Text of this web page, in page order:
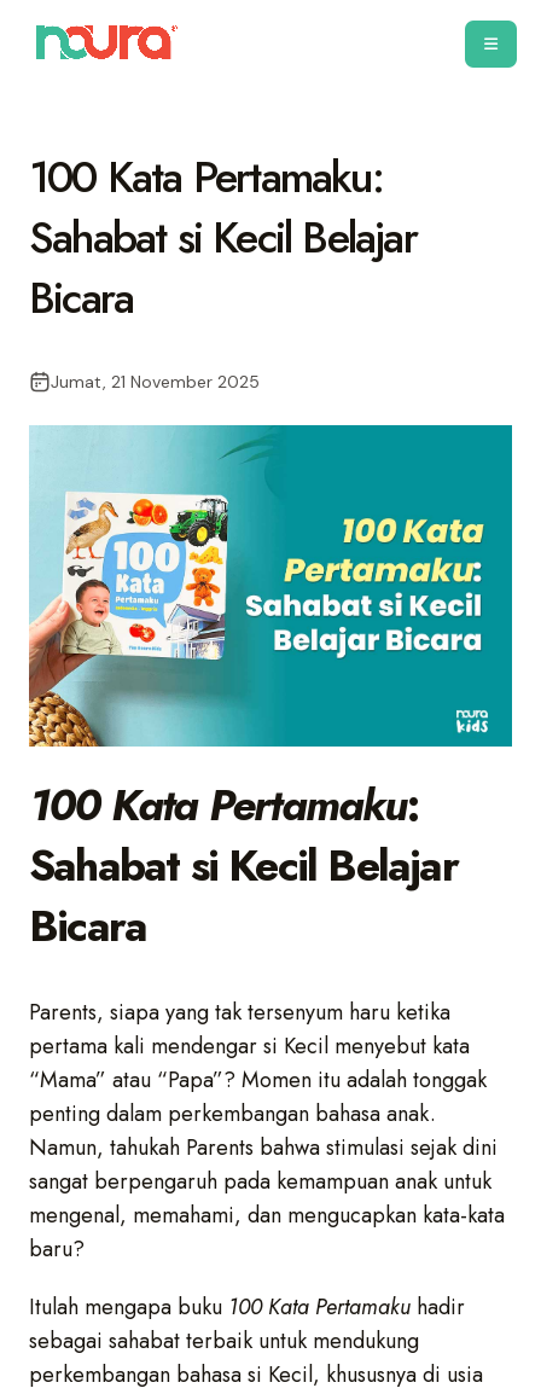
100 Kata Pertamaku:
Sahabat si Kecil Belajar
Bicara
Jumat, 21 November 2025
100 Kata Pertamaku:
Sahabat si Kecil Belajar
Bicara
Parents, siapa yang tak tersenyum haru ketika
pertama kali mendengar si Kecil menyebut kata
“Mama” atau “Papa”? Momen itu adalah tonggak
penting dalam perkembangan bahasa anak.
Namun, tahukah Parents bahwa stimulasi sejak dini
sangat berpengaruh pada kemampuan anak untuk
mengenal, memahami, dan mengucapkan kata-kata
baru?
Itulah mengapa buku 100 Kata Pertamaku hadir
sebagai sahabat terbaik untuk mendukung
perkembangan bahasa si Kecil, khususnya di usia